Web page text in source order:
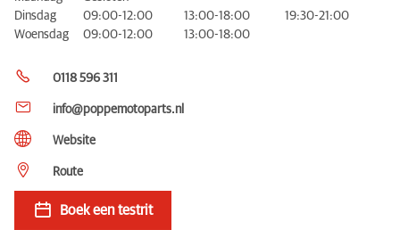
Dinsdag
09:00-12:00 13:00-18:00
19:30-21:00
Woensdag
09:00-12:00 13:00-18:00
0118 596 311
info@poppemotoparts.nl
Website
Route
Boek een testrit